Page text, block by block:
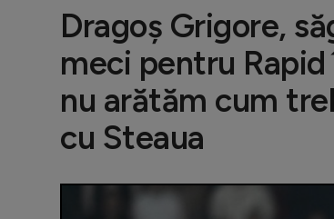
Dragoș Grigore,
meci pentru Rapid
nu arătăm cum
cu Steaua